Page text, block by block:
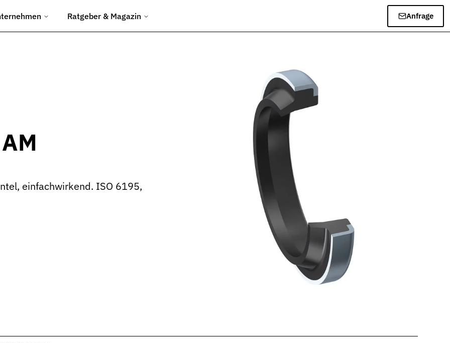
Ratgeber & Magazin Anfrage
einfachwirkend. ISO 6195,